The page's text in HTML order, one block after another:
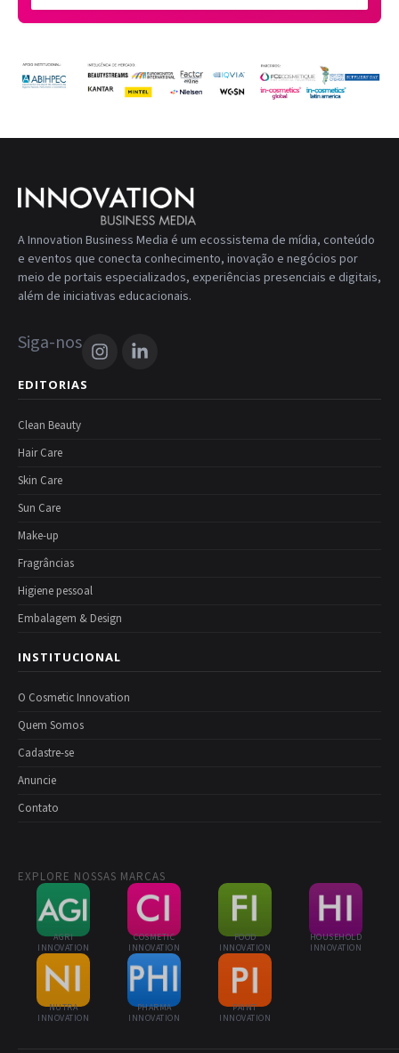
A Innovation Business Media é um ecossistema de mídia, conteúdo
e eventos que conecta conhecimento, inovação e negócios por
meio de portais especializados, experiências presenciais e digitais,
além de iniciativas educacionais.
Siga-nos
EDITORIAS
Clean Beauty
Hair Care
Skin Care
Sun Care
Make-up
Fragrâncias
Higiene pessoal
Embalagem & Design
INSTITUCIONAL
O Cosmetic Innovation
Quem Somos
Cadastre-se
Anuncie
Contato
EXPLORE NOSSAS MARCAS
AGRI
INNOVATION
COSMETIC
INNOVATION
FOOD
INNOVATION
HOUSEHOLD
INNOVATION
NUTRA
INNOVATION
PHARMA
INNOVATION
PAINT
INNOVATION